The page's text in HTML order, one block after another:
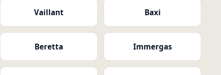
Vaillant Baxi
Beretta Immergas